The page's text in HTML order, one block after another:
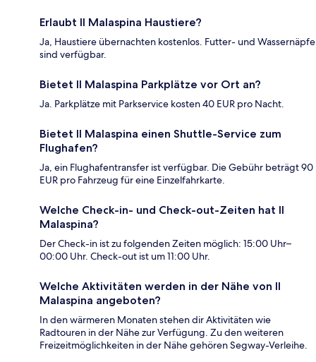
Erlaubt Il Malaspina Haustiere?
Ja, Haustiere übernachten kostenlos. Futter- und Wassernäpfe
sind verfügbar.
Bietet Il Malaspina Parkplätze vor Ort an?
Ja. Parkplätze mit Parkservice kosten 40 EUR pro Nacht.
Bietet Il Malaspina einen Shuttle-Service zum
Flughafen?
Ja, ein Flughafentransfer ist verfügbar. Die Gebühr beträgt 90
EUR pro Fahrzeug für eine Einzelfahrkarte.
Welche Check-in- und Check-out-Zeiten hat Il
Malaspina?
Der Check-in ist zu folgenden Zeiten möglich: 15:00 Uhr–
00:00 Uhr. Check-out ist um 11:00 Uhr.
Welche Aktivitäten werden in der Nähe von Il
Malaspina angeboten?
In den wärmeren Monaten stehen dir Aktivitäten wie
Radtouren in der Nähe zur Verfügung. Zu den weiteren
Freizeitmöglichkeiten in der Nähe gehören Segway-Verleihe.